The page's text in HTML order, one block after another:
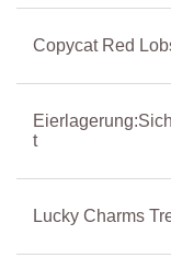
Copycat Red
t
Lucky Charms